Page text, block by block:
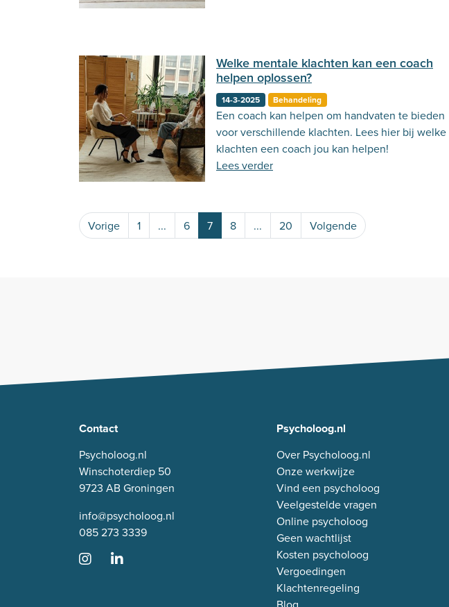
Welke mentale klachten kan een coach
helpen oplossen?
14-3-2025 Behandeling
Een coach kan helpen om handvaten te bieden
voor verschillende klachten. Lees hier bij welke
klachten een coach jou kan helpen!
Lees verder
Vorige 1 ... 6 7 8 ... 20 Volgende
Contact
Psycholoog.nl
Winschoterdiep 50
9723 AB Groningen
info@psycholoog.nl
085 273 3339
Psycholoog.nl
Over Psycholoog.nl
Onze werkwijze
Vind een psycholoog
Veelgestelde vragen
Online psycholoog
Geen wachtlijst
Kosten psycholoog
Vergoedingen
Klachtenregeling